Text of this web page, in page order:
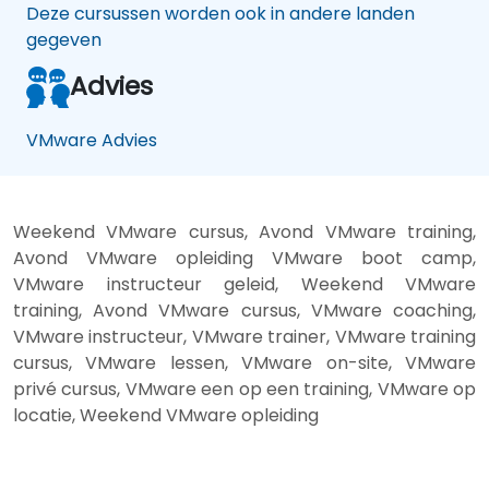
Deze cursussen worden ook in andere landen
gegeven
Advies
VMware Advies
Weekend VMware cursus, Avond VMware training,
Avond VMware opleiding VMware boot camp,
VMware instructeur geleid, Weekend VMware
training, Avond VMware cursus, VMware coaching,
VMware instructeur, VMware trainer, VMware training
cursus, VMware lessen, VMware on-site, VMware
privé cursus, VMware een op een training, VMware op
locatie, Weekend VMware opleiding